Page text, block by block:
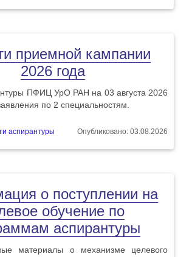
приемной кампании
2026 года
ПФИЦ УрО РАН на 03 августа 2026
по 2 специальностям.
аспирантуры Опубликовано: 03.08.2026
о поступлении на
обучение по
аспирантуры
материалы о механизме целевого